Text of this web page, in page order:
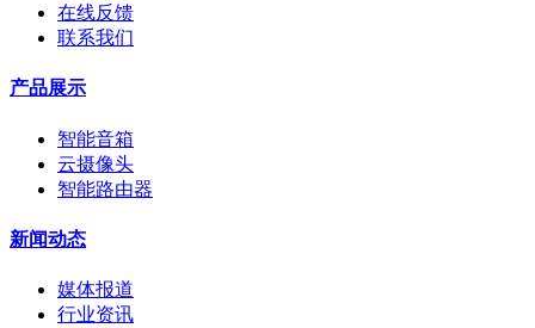
在线反馈
联系我们
产品展示
智能音箱
云摄像头
智能路由器
新闻动态
媒体报道
行业资讯